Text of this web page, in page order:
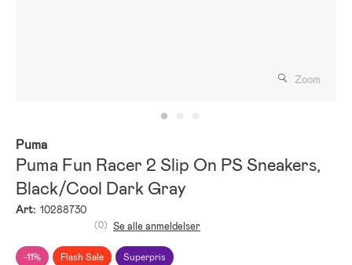
Zoom
Puma
Puma Fun Racer 2 Slip On PS Sneakers,
Black/Cool Dark Gray
Art: 10288730
-11% Flash Sale Superpris
(0) Se alle anmeldelser